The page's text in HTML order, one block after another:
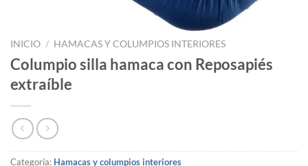
INICIO / HAMACAS Y COLUMPIOS INTERIORES
Columpio silla hamaca con Reposapiés
extraíble
Categoría: Hamacas y columpios interiores